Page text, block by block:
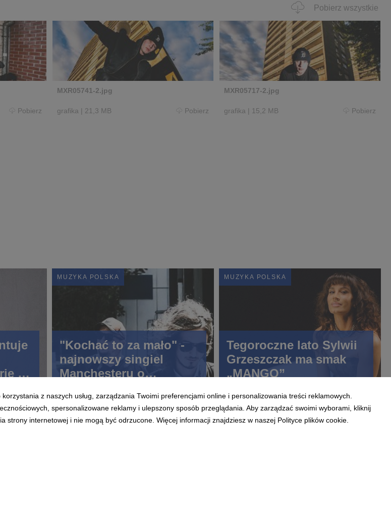
Pobierz wszystkie
Pobierz
MXR05741-2.jpg
grafika | 21,3 MB Pobierz
MXR05717-2.jpg
grafika | 15,2 MB Pobierz
w
MUZYKA POLSKA
"Kochać to za mało" -
najnowszy singiel
Manchesteru o
MUZYKA POLSKA
Tegoroczne lato Sylwii
Grzeszczak ma smak
„MANGO”
z naszych usług, zarządzania Twoimi preferencjami online i personalizowania treści reklamowych.
spersonalizowane reklamy i ulepszony sposób przeglądania. Aby zarządzać swoimi wyborami, kliknij
strony internetowej i nie mogą być odrzucone. Więcej informacji znajdziesz w naszej Polityce plików cookie.